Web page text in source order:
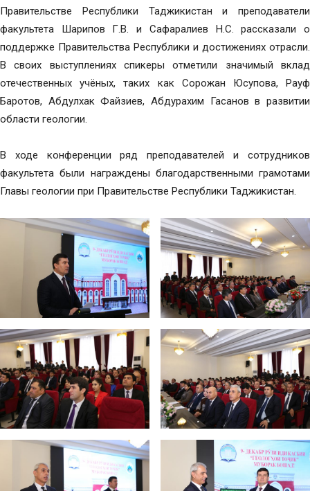
Правительстве Республики Таджикистан и преподаватели
факультета Шарипов Г.В. и Сафаралиев Н.С. рассказали о
поддержке Правительства Республики и достижениях отрасли.
В своих выступлениях спикеры отметили значимый вклад
отечественных учёных, таких как Сорожан Юсупова, Рауф
Баротов, Абдулхак Файзиев, Абдурахим Гасанов в развитии
области геологии.
В ходе конференции ряд преподавателей и сотрудников
факультета были награждены благодарственными грамотами
Главы геологии при Правительстве Республики Таджикистан.